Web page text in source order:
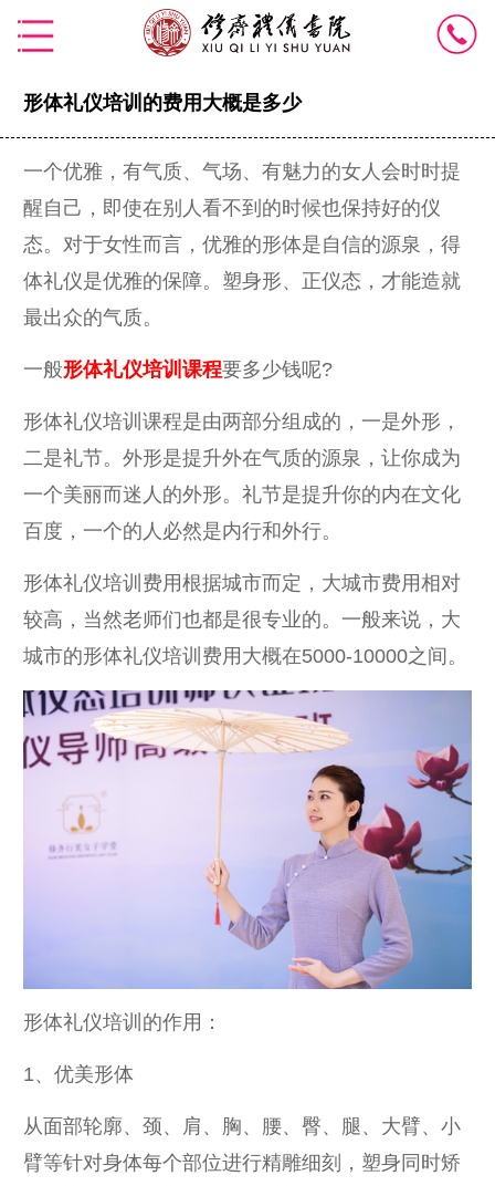
形体礼仪培训的费用大概是多少
一个优雅，有气质、气场、有魅力的女人会时时提
醒自己，即使在别人看不到的时候也保持好的仪
态。对于女性而言，优雅的形体是自信的源泉，得
体礼仪是优雅的保障。塑身形、正仪态，才能造就
最出众的气质。
一般形体礼仪培训课程要多少钱呢?
形体礼仪培训课程是由两部分组成的，一是外形，
二是礼节。外形是提升外在气质的源泉，让你成为
一个美丽而迷人的外形。礼节是提升你的内在文化
百度，一个的人必然是内行和外行。
形体礼仪培训费用根据城市而定，大城市费用相对
较高，当然老师们也都是很专业的。一般来说，大
城市的形体礼仪培训费用大概在5000-10000之间。
形体礼仪培训的作用：
1、优美形体
从面部轮廓、颈、肩、胸、腰、臀、腿、大臂、小
臂等针对身体每个部位进行精雕细刻，塑身同时矫